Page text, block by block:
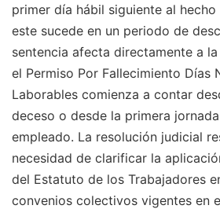
primer día hábil siguiente al
este sucede en un periodo de
sentencia afecta directamente a
el Permiso Por Fallecimiento Días
Laborables comienza a contar
deceso o desde la primera
empleado. La resolución judicial
necesidad de clarificar la
del Estatuto de los Trabajadores
convenios colectivos vigentes en